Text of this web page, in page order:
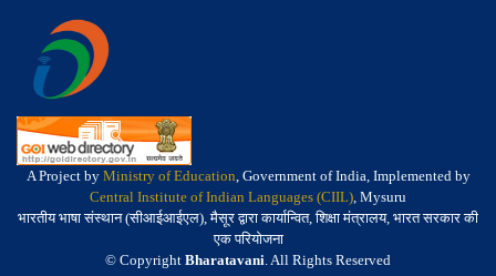
A Project by Ministry of Education, Government of India, Implemented by
Central Institute of Indian Languages (CIIL), Mysuru
भारतीय भाषा संस्थान (सीआईआईएल), मैसूर द्वारा कार्यान्वित, शिक्षा मंत्रालय, भारत सरकार की
एक परियोजना
© Copyright Bharatavani. All Rights Reserved